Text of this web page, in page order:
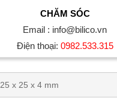
CHĂM SÓC
Email : info@bilico.vn
Điện thoại: 0982.533.315
25 x 25 x 4 mm